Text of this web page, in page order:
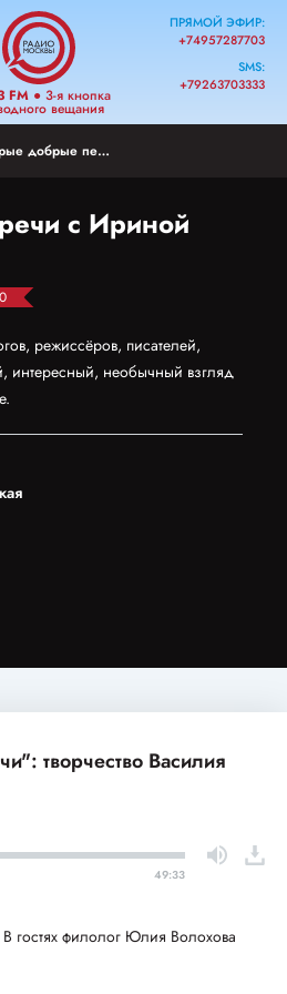
FM● 3-я кнопка
вещания
ПРЯМОЙ ЭФИР:
+74957287703
SMS:
+79263703333
Старые добрые песни
с Ириной
режиссёров, писателей,
интересный, необычный взгляд
творчество Василия
49:33
В гостях филолог Юлия Волохова